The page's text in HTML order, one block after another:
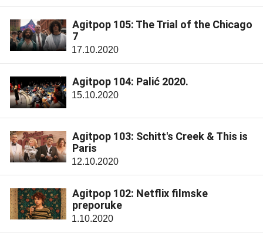
Agitpop 105: The Trial of the Chicago
7
17.10.2020
Agitpop 104: Palić 2020.
15.10.2020
Agitpop 103: Schitt's Creek & This is
Paris
12.10.2020
Agitpop 102: Netflix filmske
preporuke
1.10.2020